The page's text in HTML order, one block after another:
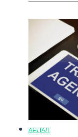
АЯЛАЛ